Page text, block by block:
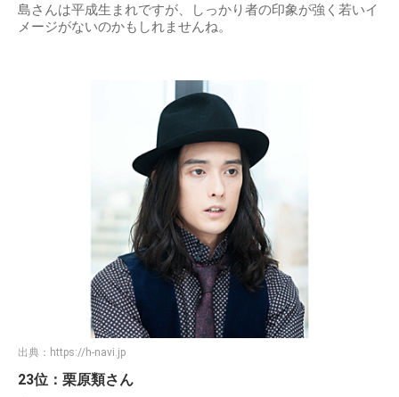
島さんは平成生まれですが、しっかり者の印象が強く若いイ
メージがないのかもしれませんね。
出典： https://h-navi.jp
23位：栗原類さん